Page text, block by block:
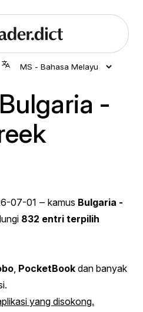
-
07-01 ‒ kamus Bulgaria -
832 entri terpilih
PocketBook dan banyak
yang disokong.